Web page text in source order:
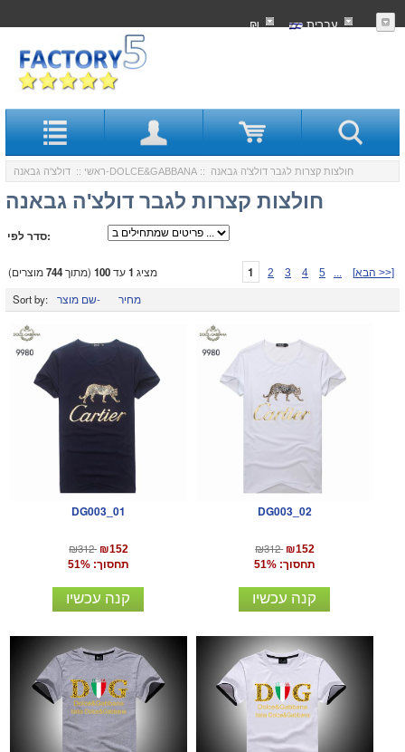
עִברִית ₪
ראשי :: דולצ'ה גבאנה-DOLCE&GABBANA :: חולצות קצרות לגבר דולצ'ה גבאנה
חולצות קצרות לגבר דולצ'ה גבאנה
סדר לפי:
מציג 1עד100 (מתוך744מוצרים) 1 2 3 4 5 [הבא >>]
Sort by: שם מוצר- מחיר
DG003_01
₪312 ₪152
תחסוך: 51%
קנה עכשיו
DG003_02
₪312 ₪152
תחסוך: 51%
קנה עכשיו